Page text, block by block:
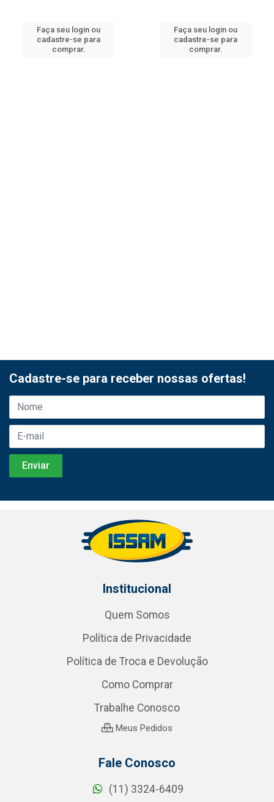
Faça seu login ou
cadastre-se para
comprar.
Faça seu login ou
cadastre-se para
comprar.
Cadastre-se para receber nossas ofertas!
Institucional
Quem Somos
Política de Privacidade
Política de Troca e Devolução
Como Comprar
Trabalhe Conosco
Meus Pedidos
Fale Conosco
(11) 3324-6409